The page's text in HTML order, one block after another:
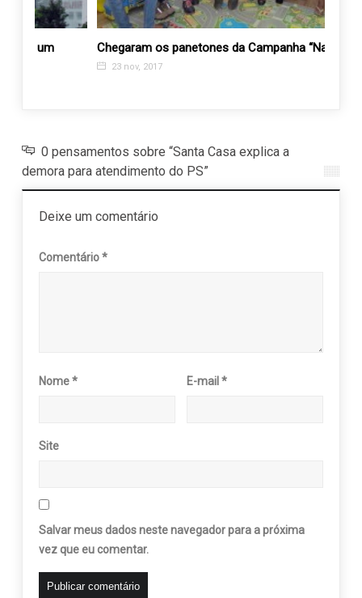
Chegaram os panetones da Campanha “Natal Azul”
23 nov, 2017
0 pensamentos sobre “Santa Casa explica a
demora para atendimento do PS”
Deixe um comentário
Comentário*
Nome* E-mail*
Site
Salvar meus dados neste navegador para a próxima
vez que eu comentar.